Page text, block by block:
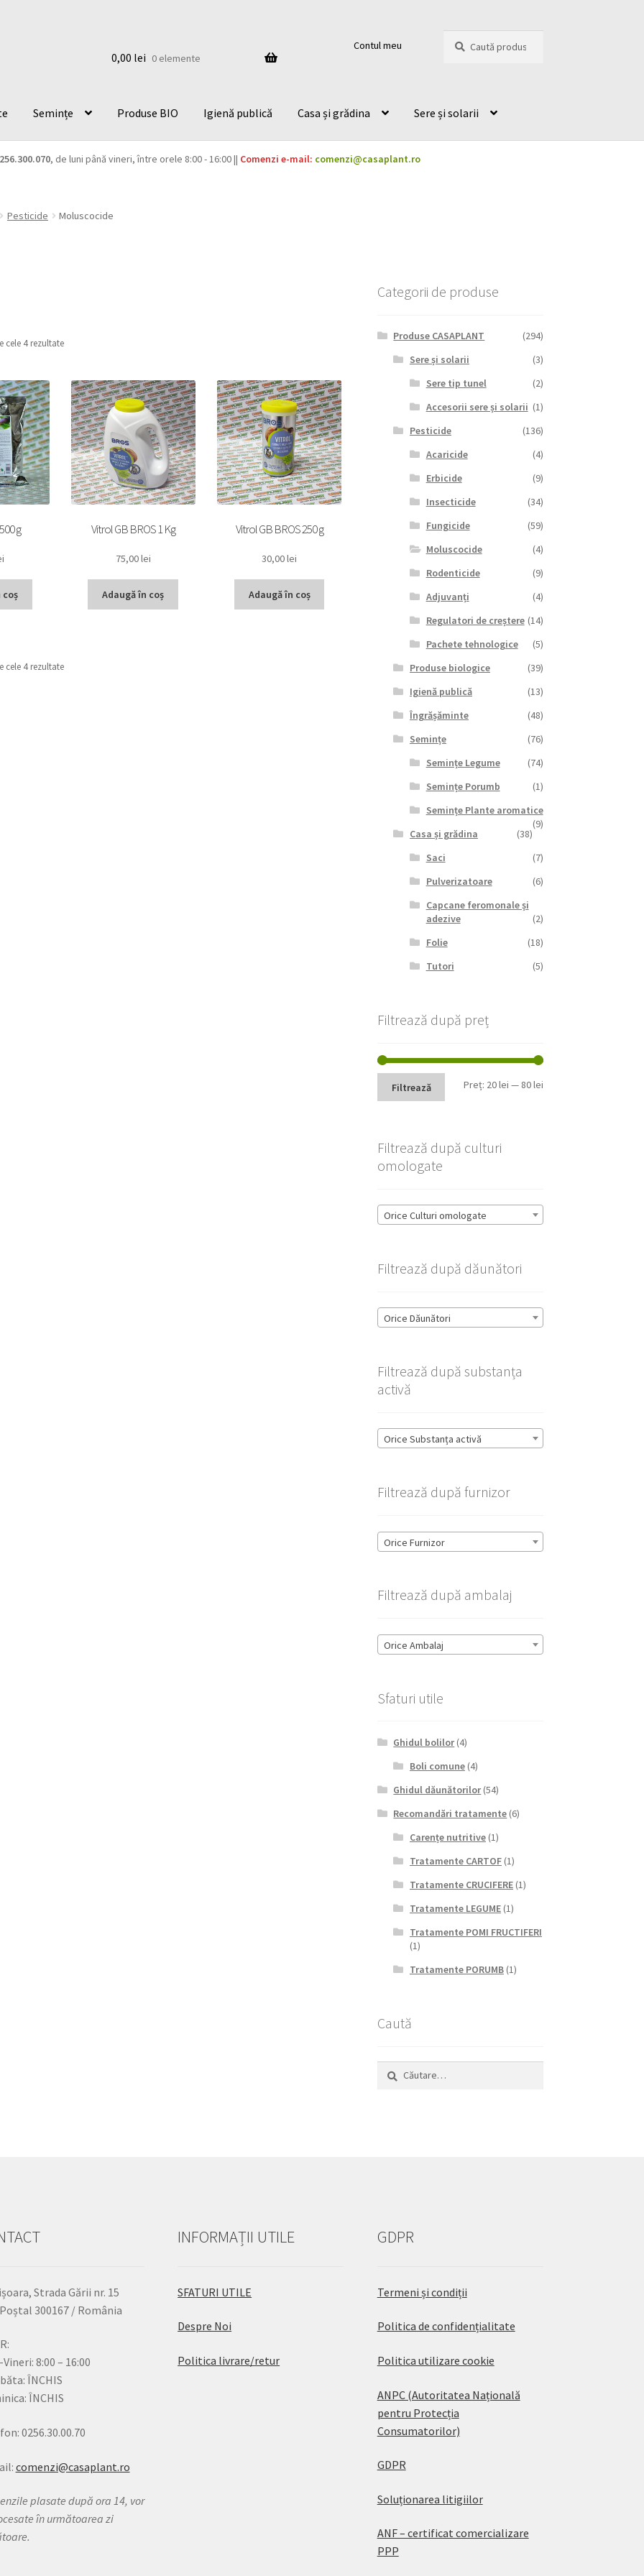
0,00 lei 0 elemente
Contul meu
după:
Semințe Produse BIO Igienă publică Casa și grădina Sere și solarii
, de luni până vineri, între orele 8:00 - 16:00 || Comenzi e-mail: comenzi@casaplant.ro
Pesticide Moluscocide
cele 4 rezultate
g
coș
Vitrol GB BROS 1 Kg
75,00lei
Adaugă în coș
Vitrol GB BROS 250 g
30,00lei
Adaugă în coș
cele 4 rezultate
Categorii de produse
Produse CASAPLANT
(294)
Sere și solarii
(3)
Sere tip tunel
(2)
Accesorii sere și solarii (1)
Pesticide
(136)
Acaricide
(4)
Erbicide
(9)
Insecticide
(34)
Fungicide
(59)
Moluscocide
(4)
Rodenticide
(9)
Adjuvanți
(4)
Regulatori de creștere (14)
Pachete tehnologice
(5)
Produse biologice
(39)
Igienă publică
(13)
Îngrășăminte
(48)
Semințe
(76)
Semințe Legume
(74)
Semințe Porumb
(1)
Semințe Plante aromatice
(9)
Casa și grădina
(38)
Saci
(7)
Pulverizatoare
(6)
Capcane feromonale și
adezive
(2)
Folie
(18)
Tutori
(5)
Filtrează după preț
Preț
Preț
Filtrează Preț: 20 lei — 80 lei
Filtrează după culturi
omologate
Orice Culturi omologate
Filtrează după dăunători
Orice Dăunători
Filtrează după substanța
activă
Orice Substanța activă
Filtrează după furnizor
Orice Furnizor
Filtrează după ambalaj
Orice Ambalaj
Sfaturi utile
Ghidul bolilor(4)
Boli comune(4)
Ghidul dăunătorilor(54)
Recomandări tratamente (6)
Carențe nutritive(1)
Tratamente CARTOF(1)
Tratamente CRUCIFERE(1)
Tratamente LEGUME(1)
Tratamente POMI FRUCTIFERI
(1)
Tratamente PORUMB(1)
Caută
Caută
Strada Gării nr. 15
300167 / România
8:00 – 16:00
ÎNCHIS
ÎNCHIS
0256.30.00.70
comenzi@casaplant.ro
plasate după ora 14, vor
în următoarea zi
INFORMAȚII UTILE
SFATURI UTILE
Despre Noi
Politica livrare/retur
GDPR
Termeni și condiții
Politica de confidențialitate
Politica utilizare cookie
ANPC (Autoritatea Națională
pentru Protecția
Consumatorilor)
GDPR
Soluționarea litigiilor
ANF – certificat comercializare
PPP